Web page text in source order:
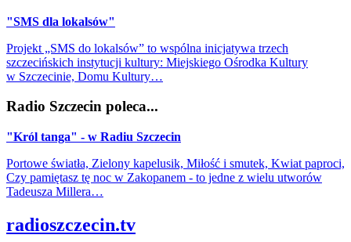
"SMS dla lokalsów"
Projekt „SMS do lokalsów” to wspólna inicjatywa trzech
szczecińskich instytucji kultury: Miejskiego Ośrodka Kultury
w Szczecinie, Domu Kultury…
Radio Szczecin poleca...
"Król tanga" - w Radiu Szczecin
Portowe światła, Zielony kapelusik, Miłość i smutek, Kwiat paproci,
Czy pamiętasz tę noc w Zakopanem - to jedne z wielu utworów
Tadeusza Millera…
radioszczecin.tv